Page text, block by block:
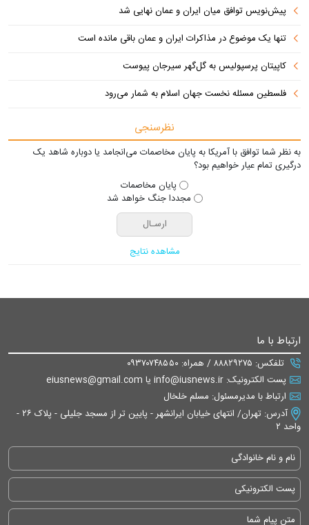
پیش‌نویس توافق میان ایران و عمان نهایی شد
تنها یک موضوع در مذاکرات ایران و عمان باقی مانده است
کاپیتان پرسپولیس به گل‌گهر سیرجان پیوست
فلسطین مسئله نخست جهان اسلام به شمار می‌رود
نظرسنجی
به نظر شما توافق با آمریکا به پایان مخاصمات می‌انجامد یا دوباره شاهد یک
درگیری تمام عیار خواهیم بود؟
پایان مخاصمات
مجددا جنگ خواهد شد
مشاهده نتایج
ارتباط با ما
تلفکس: ۸۸۸۲۹۲۷۵ / همراه: ۰۹۳۷۰۷۴۸۵۵۰
پست الکترونیک: info@iusnews.ir یا eiusnews@gmail.com
ارتباط با مدیرمسئول: مسلم خلخال
آدرس: تهران/ انتهای خیابان ایرانشهر - پایین تر از مسجد جلیلی - پلاک ۲۶ -
واحد ۲